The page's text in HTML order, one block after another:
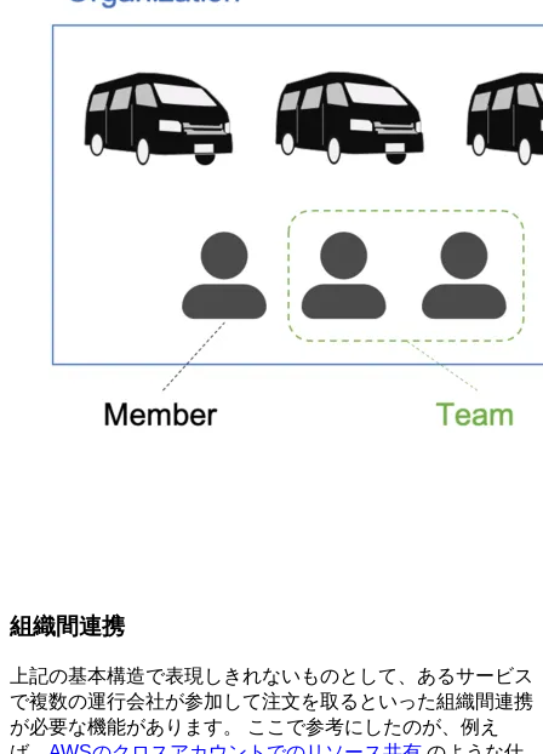
組織間連携
上記の基本構造で表現しきれないものとして、あるサービス
で複数の運行会社が参加して注文を取るといった組織間連携
が必要な機能があります。 ここで参考にしたのが、例え